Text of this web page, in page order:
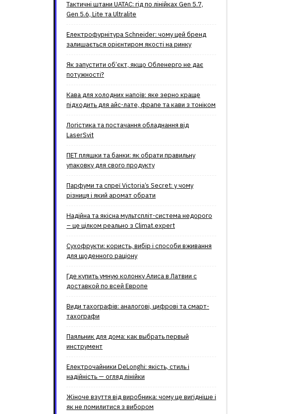
Тактичні штани UATAC: гід по лінійках Gen 5.7,
Gen 5.6, Lite та Ultralite
Електрофурнітура Schneider: чому цей бренд
залишається орієнтиром якості на ринку
Як запустити об’єкт, якщо Обленерго не дає
потужності?
Кава для холодних напоїв: яке зерно краще
підходить для айс-лате, фрапе та кави з тоніком
Логістика та постачання обладнання від
LaserSvit
ПЕТ пляшки та банки: як обрати правильну
упаковку для свого продукту
Парфуми та спреї Victoria’s Secret: у чому
різниця і який аромат обрати
Надійна та якісна мультспліт-система недорого
– це цілком реально з Climat.еxpert
Сухофрукти: користь, вибір і способи вживання
для щоденного раціону
Где купить умную колонку Алиса в Латвии с
доставкой по всей Европе
Види тахографів: аналогові, цифрові та смарт-
тахографи
Паяльник для дома: как выбрать первый
инструмент
Електрочайники DeLonghi: якість, стиль і
надійність — огляд лінійки
Жіноче взуття від виробника: чому це вигідніше і
як не помилитися з вибором